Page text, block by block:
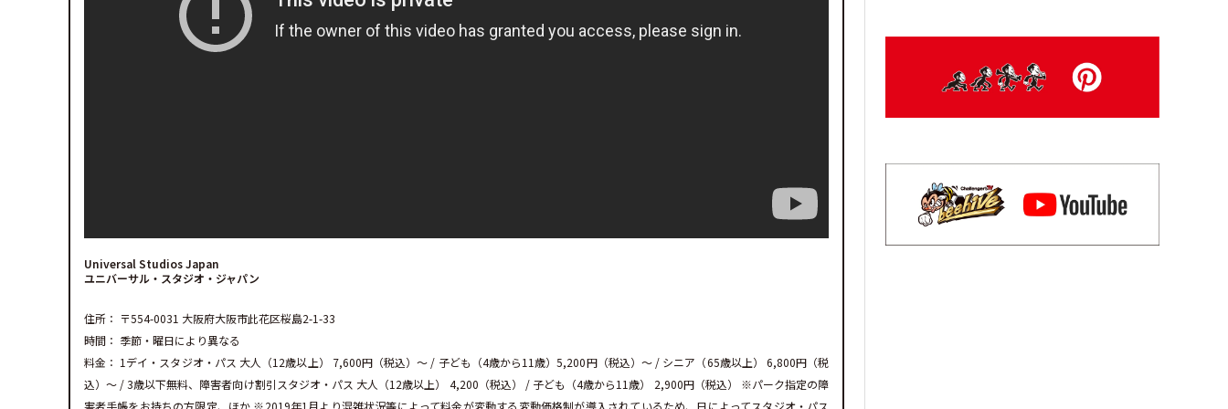
Universal Studios Japan
ユニバーサル・スタジオ・ジャパン
住所： 〒554-0031 大阪府大阪市此花区桜島2-1-33
時間： 季節・曜日により異なる
料金： 1デイ・スタジオ・パス 大人（12歳以上） 7,600円（税込）〜 / 子ども（4歳から11歳）5,200円（税込）〜 / シニア（65歳以上） 6,800円（税
込）〜 / 3歳以下無料、障害者向け割引スタジオ・パス 大人（12歳以上） 4,200（税込） / 子ども（4歳から11歳） 2,900円（税込） ※パーク指定の障
害者手帳をお持ちの方限定、ほか ※2019年1月より混雑状況等によって料金が変動する変動価格制が導入されているため、日によってスタジオ・パス